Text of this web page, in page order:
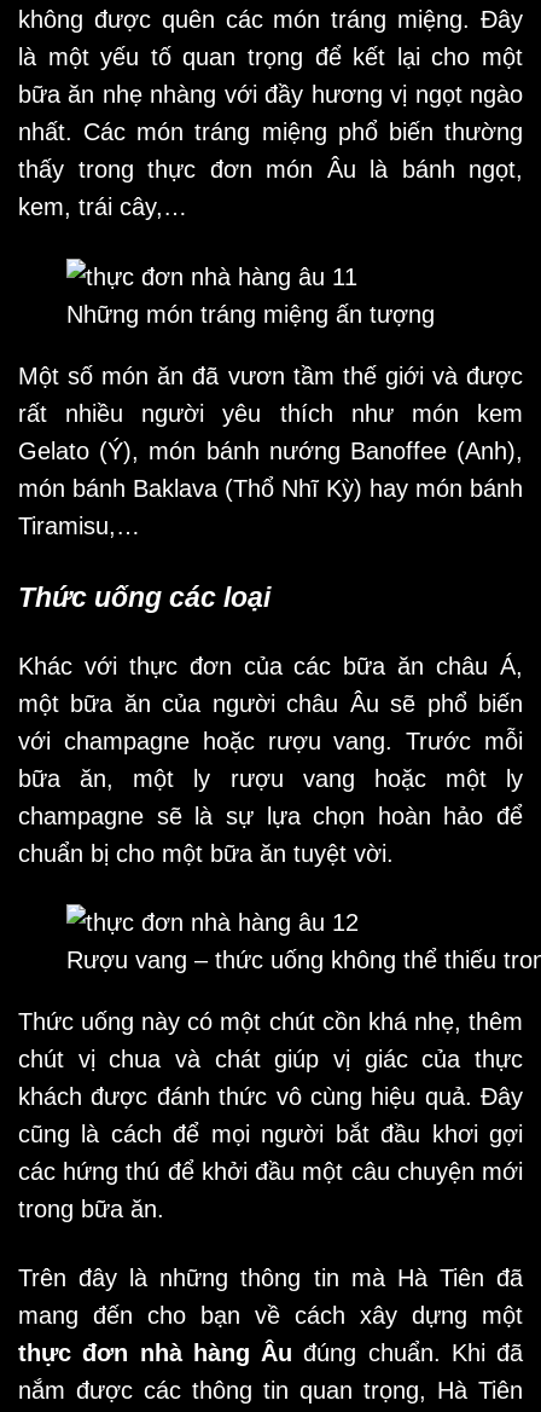
không được quên các món tráng miệng. Đây
là một yếu tố quan trọng để kết lại cho một
bữa ăn nhẹ nhàng với đầy hương vị ngọt ngào
nhất. Các món tráng miệng phổ biến thường
thấy trong thực đơn món Âu là bánh ngọt,
kem, trái cây,…
Những món tráng miệng ấn tượng
Một số món ăn đã vươn tầm thế giới và được
rất nhiều người yêu thích như món kem
Gelato (Ý), món bánh nướng Banoffee (Anh),
món bánh Baklava (Thổ Nhĩ Kỳ) hay món bánh
Tiramisu,…
Thức uống các loại
Khác với thực đơn của các bữa ăn châu Á,
một bữa ăn của người châu Âu sẽ phổ biến
với champagne hoặc rượu vang. Trước mỗi
bữa ăn, một ly rượu vang hoặc một ly
champagne sẽ là sự lựa chọn hoàn hảo để
chuẩn bị cho một bữa ăn tuyệt vời.
Rượu vang – thức uống không thể thiếu
Thức uống này có một chút cồn khá nhẹ, thêm
chút vị chua và chát giúp vị giác của thực
khách được đánh thức vô cùng hiệu quả. Đây
cũng là cách để mọi người bắt đầu khơi gợi
các hứng thú để khởi đầu một câu chuyện mới
trong bữa ăn.
Trên đây là những thông tin mà Hà Tiên đã
mang đến cho bạn về cách xây dựng một
thực đơn nhà hàng Âu đúng chuẩn. Khi đã
nắm được các thông tin quan trọng, Hà Tiên